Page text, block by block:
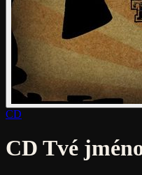
CD
CD Tvé